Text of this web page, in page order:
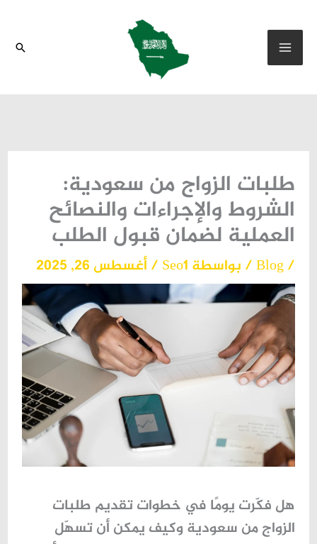
إلى
المحتوى
البحث
طلبات الزواج من سعودية:
الشروط والإجراءات والنصائح
العملية لضمان قبول الطلب
/
Blog/ بواسطة Seo1
/أغسطس 26, 2025
هل فكّرت يومًا في خطوات تقديم طلبات
الزواج من سعودية وكيف يمكن أن تسهّل